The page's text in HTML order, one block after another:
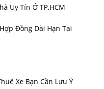
Uy Tín Ở TP.HCM
Đồng Dài Hạn Tại
Xe Bạn Cần Lưu Ý